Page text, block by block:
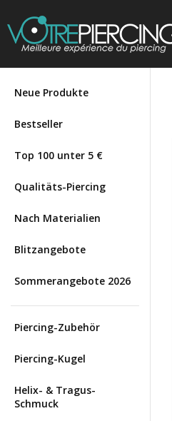
Neue Produkte
Bestseller
Top 100 unter 5 €
Qualitäts-Piercing
Nach Materialien
Blitzangebote
Sommerangebote 2026
Piercing-Zubehör
Piercing-Kugel
Helix- & Tragus-
Schmuck